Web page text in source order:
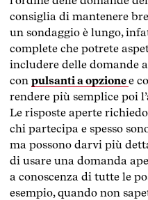
consiglia di mantenere
un sondaggio è lungo,
complete che potrete
includere delle domande
con pulsanti a opzionee
rendere più semplice poi
Le risposte aperte
chi partecipa e spesso
ma possono darvi più
di usare una domanda
a conoscenza di tutte le
esempio, quando non